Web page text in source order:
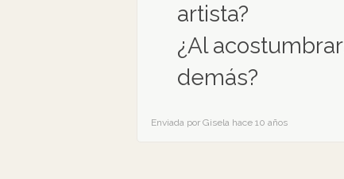
artista?
¿Al
demás?
Enviada por Gisela hace 10 años